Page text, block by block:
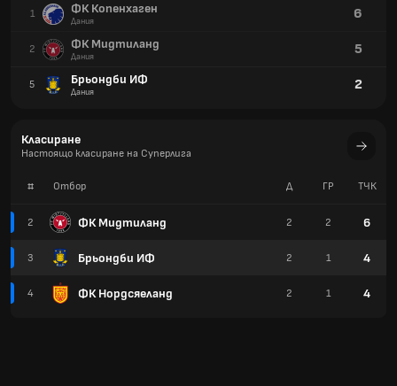
1 ФК Копенхаген
Дания 6
2 ФК Мидтиланд
Дания 5
5 Брьондби ИФ
Дания 2
Класиране
Настоящо класиране на Суперлига
# Отбор
2 ФК Мидтиланд
3 Брьондби ИФ
4 ФК Нордсяеланд
Д ГР TЧК
2 2 6
2 1 4
2 1 4